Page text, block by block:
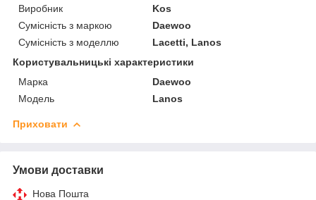
Виробник
Kos
Сумісність з маркою
Daewoo
Сумісність з моделлю
Lacetti, Lanos
Користувальницькі характеристики
Марка
Daewoo
Модель
Lanos
Приховати
Умови доставки
Нова Пошта